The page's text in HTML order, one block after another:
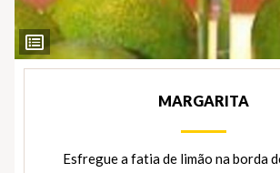
Ver
Ingredientes
MARGARITA
Esfregue a fatia de limão na borda